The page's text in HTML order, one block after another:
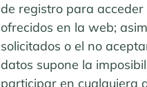
de registro para
ofrecidos en la web;
solicitados o el no
datos supone la
participar en cualquiera